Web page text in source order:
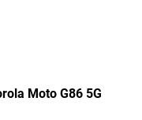
Moto G86 5G